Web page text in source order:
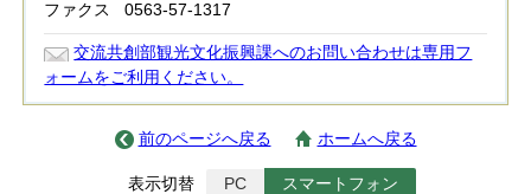
ファクス
0563-57-1317
交流共創部観光文化振興課へのお問い合わせは専用フ
ォームをご利用ください。
前のページへ戻る ホームへ戻る
表示切替 PC スマートフォン